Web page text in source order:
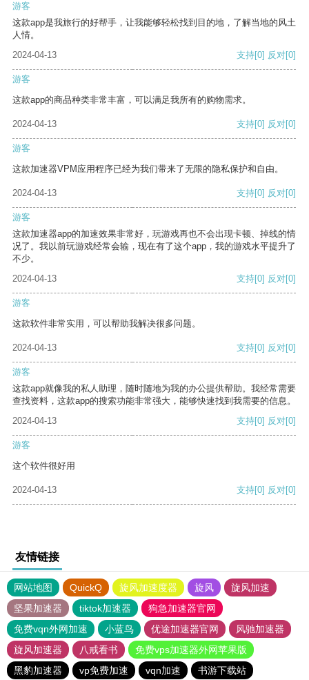
游客
这款app是我旅行的好帮手，让我能够轻松找到目的地，了解当地的风土
人情。
2024-04-13
支持[0] 反对[0]
游客
这款app的商品种类非常丰富，可以满足我所有的购物需求。
2024-04-13 支持[0] 反对[0]
游客
这款加速器VPM应用程序已经为我们带来了无限的隐私保护和自由。
2024-04-13 支持[0] 反对[0]
游客
这款加速器app的加速效果非常好，玩游戏再也不会出现卡顿、掉线的情
况了。我以前玩游戏经常会输，现在有了这个app，我的游戏水平提升了
不少。
2024-04-13
支持[0] 反对[0]
游客
这款软件非常实用，可以帮助我解决很多问题。
2024-04-13 支持[0] 反对[0]
游客
这款app就像我的私人助理，随时随地为我的办公提供帮助。我经常需要
查找资料，这款app的搜索功能非常强大，能够快速找到我需要的信息。
2024-04-13
支持[0] 反对[0]
游客
这个软件很好用
2024-04-13 支持[0] 反对[0]
友情链接
网站地图 QuickQ 旋风加速度器 旋风
旋风加速
坚果加速器
tiktok加速器
狗急加速器官网
免费vqn外网加速
小蓝鸟 优途加速器官网
风驰加速器
旋风加速器
八戒看书
免费vps加速器外网苹果版
黑豹加速器
vp免费加速 vqn加速 书游下载站